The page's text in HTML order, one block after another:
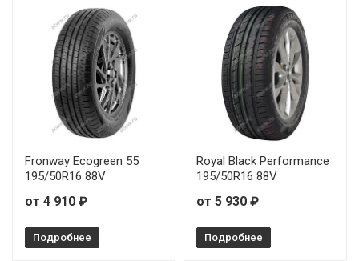
Firemax FM601 195/65R15 91V
Firemax FM601 195/65R15 95T
Firemax FM601 205/50R16 87W
Firemax FM601 205/50R17 93W
Firemax FM601 205/55R16 94W
Firemax FM601 205/55R17 95W
Firemax FM601 205/60R16 92V
Fronway Ecogreen 55
195/50R16 88V
от 4 910 ₽
Подробнее
Royal Black Performance
195/50R16 88V
от 5 930 ₽
Подробнее